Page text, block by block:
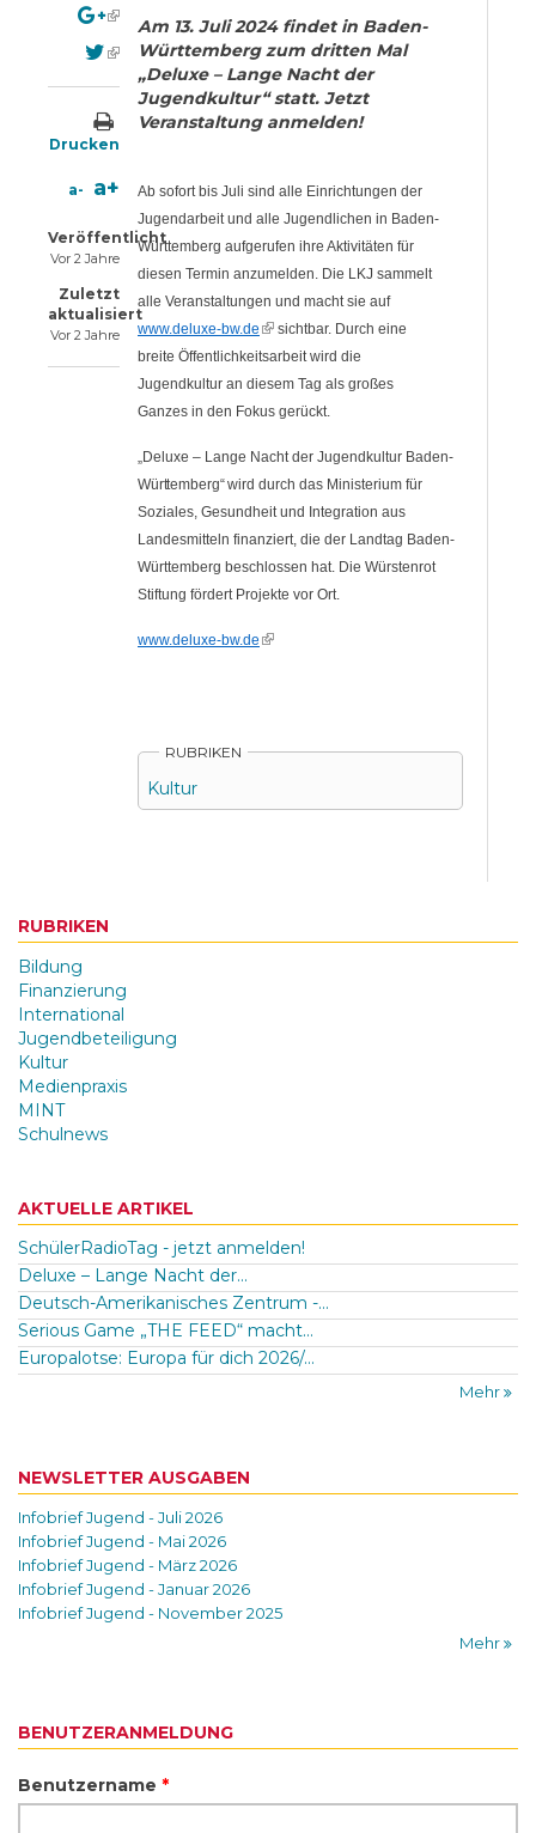
(link is external)
(link is external)
Drucken
a- a+
Veröffentlicht
Vor 2 Jahre
Zuletzt
aktualisiert
Vor 2 Jahre
Am 13. Juli 2024 findet in Baden-
Württemberg zum dritten Mal
„Deluxe – Lange Nacht der
Jugendkultur“ statt. Jetzt
Veranstaltung anmelden!
Ab sofort bis Juli sind alle Einrichtungen der
Jugendarbeit und alle Jugendlichen in Baden-
Württemberg aufgerufen ihre Aktivitäten für
diesen Termin anzumelden. Die LKJ sammelt
alle Veranstaltungen und macht sie auf
www.deluxe-bw.de (link is external)
sichtbar. Durch eine
breite Öffentlichkeitsarbeit wird die
Jugendkultur an diesem Tag als großes
Ganzes in den Fokus gerückt.
„Deluxe – Lange Nacht der Jugendkultur Baden-
Württemberg“wird durch das Ministerium für
Soziales, Gesundheit und Integration aus
Landesmitteln finanziert, die der Landtag Baden-
Württemberg beschlossen hat. Die Würstenrot
Stiftung fördert Projekte vor Ort.
www.deluxe-bw.de (link is external)
RUBRIKEN
Kultur
RUBRIKEN
Bildung
Finanzierung
International
Jugendbeteiligung
Kultur
Medienpraxis
MINT
Schulnews
AKTUELLE ARTIKEL
SchülerRadioTag - jetzt anmelden!
Deluxe – Lange Nacht der...
Deutsch-Amerikanisches Zentrum -...
Serious Game „THE FEED“ macht...
Europalotse: Europa für dich 2026/...
Mehr
NEWSLETTER AUSGABEN
Infobrief Jugend - Juli 2026
Infobrief Jugend - Mai 2026
Infobrief Jugend - März 2026
Infobrief Jugend - Januar 2026
Infobrief Jugend - November 2025
Mehr
BENUTZERANMELDUNG
Benutzername *